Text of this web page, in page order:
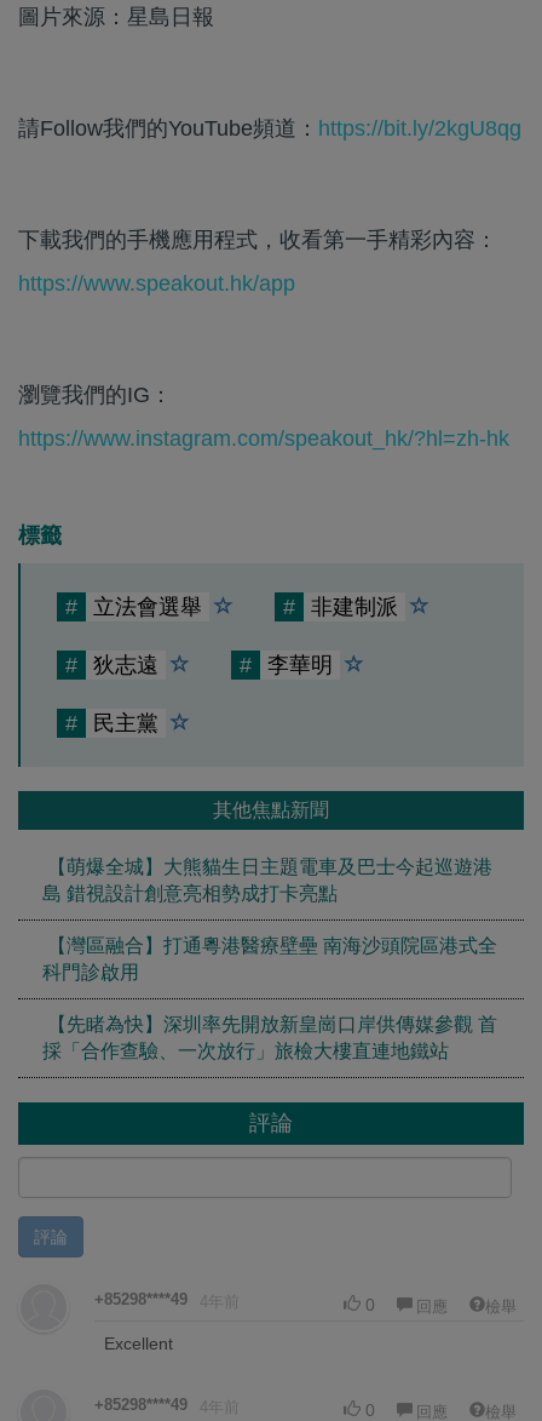
圖片來源：星島日報
請Follow我們的YouTube頻道： https://bit.ly/2kgU8qg
下載我們的手機應用程式，收看第一手精彩內容：
https://www.speakout.hk/app
瀏覽我們的IG：
https://www.instagram.com/speakout_hk/?hl=zh-hk
標籤
# 立法會選舉 # 非建制派
# 狄志遠 # 李華明
# 民主黨
其他焦點新聞
【萌爆全城】大熊貓生日主題電車及巴士今起巡遊港
島 錯視設計創意亮相勢成打卡亮點
【灣區融合】打通粵港醫療壁壘 南海沙頭院區港式全
科門診啟用
【先睹為快】深圳率先開放新皇崗口岸供傳媒參觀 首
採「合作查驗、一次放行」旅檢大樓直連地鐵站
評論
評論
+85298****49 4年前 0 回應 檢舉
Excellent
+85298****49 4年前 0 回應 檢舉